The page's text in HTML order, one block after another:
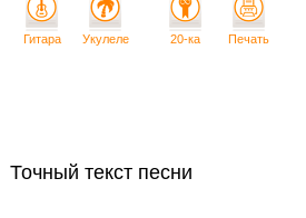
Точный текст песни
Гитара Укулеле 20-ка Печать